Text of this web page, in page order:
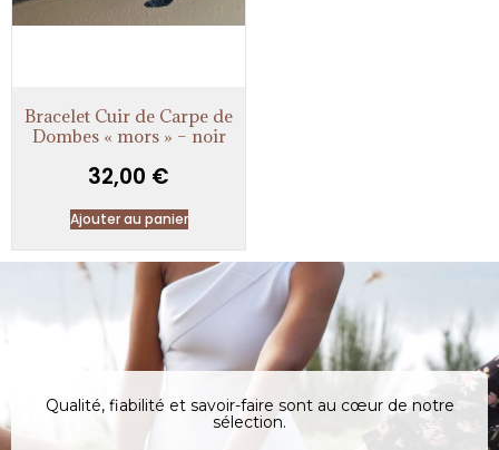
Bracelet Cuir de Carpe de
Dombes « mors » – noir
32,00 €
Ajouter au panier
Qualité, fiabilité et savoir-faire sont au cœur de notre
sélection.